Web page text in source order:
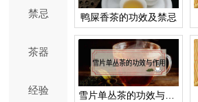
禁忌
茶器
经验
鸭屎香茶的功效及禁忌
雪片单丛茶的功效与作用